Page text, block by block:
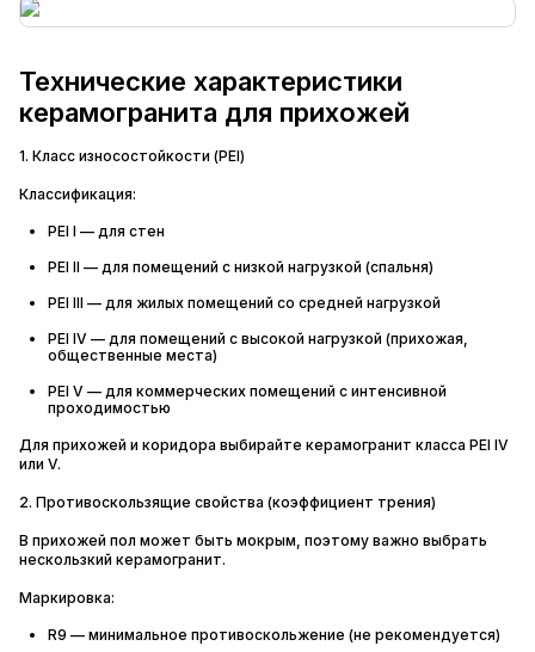
Технические характеристики
керамогранита для прихожей
1. Класс износостойкости (PEI)
Классификация:
PEI I — для стен
PEI II — для помещений с низкой нагрузкой (спальня)
PEI III — для жилых помещений со средней нагрузкой
PEI IV — для помещений с высокой нагрузкой (прихожая,
общественные места)
PEI V — для коммерческих помещений с интенсивной
проходимостью
Для прихожей и коридора выбирайте керамогранит класса PEI IV
или V.
2. Противоскользящие свойства (коэффициент трения)
В прихожей пол может быть мокрым, поэтому важно выбрать
нескользкий керамогранит.
Маркировка:
R9 — минимальное противоскольжение (не рекомендуется)